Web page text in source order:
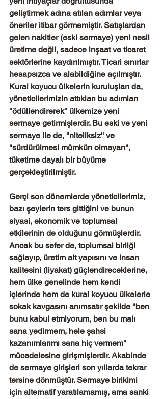
geliştirmek adına atılan adımlar veya
öneriler itibar görmemiştir. Satışlardan
gelen nakitler (eski sermaye) yeni nesil
üretime değil, sadece inşaat ve ticaret
sektörlerine kaydırılmıştır. Ticari sınırlar
hesapsızca ve alabildiğine açılmıştır.
Kural koyucu ülkelerin kuruluşları da,
yöneticilerimizin attıkları bu adımları
''ödüllendirerek'' ülkemize yeni
sermaye getirmişlerdir. Bu eski ve yeni
sermaye ile de, ''niteliksiz'' ve
''sürdürülmesi mümkün olmayan'',
tüketime dayalı bir büyüme
gerçekleştirilmiştir.
Gerçi son dönemlerde yöneticilerimiz,
bazı şeylerin ters gittiğini ve bunun
siyasi, ekonomik ve toplumsal
etkilerinin de olduğunu görmüşlerdir.
Ancak bu sefer de, toplumsal birliği
sağlayıp, üretim alt yapısını ve insan
kalitesini (liyakat) güçlendireceklerine,
hem ülke genelinde hem kendi
içlerinde hem de kural koyucu ülkelerle
sokak kavgasını anımsatır şekilde ''ben
bunu kabul etmiyorum, ben bu malı
sana yedirmem, hele şahsi
kazanımlarımı sana hiç vermem''
mücadelesine girişmişlerdir. Akabinde
de sermaye girişleri son yıllarda tekrar
tersine dönmüştür. Sermaye birikimi
için alternatif yaratılamamış, ama sanki